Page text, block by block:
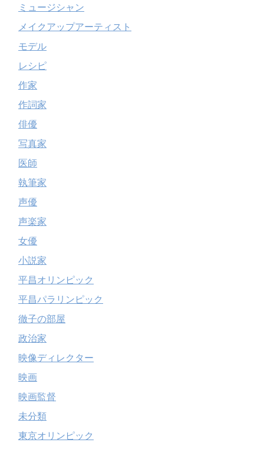
ミュージシャン
メイクアップアーティスト
モデル
レシピ
作家
作詞家
俳優
写真家
医師
執筆家
声優
声楽家
女優
小説家
平昌オリンピック
平昌パラリンピック
徹子の部屋
政治家
映像ディレクター
映画
映画監督
未分類
東京オリンピック